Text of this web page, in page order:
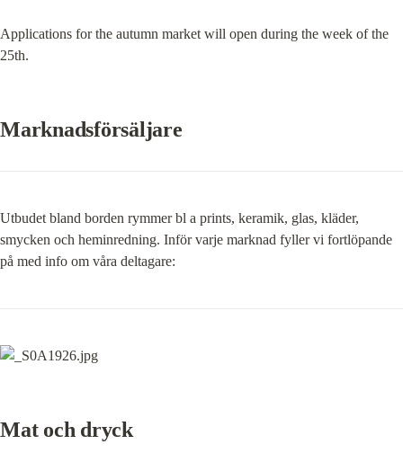
Applications for the autumn market will open during the week of the
25th.
Marknadsförsäljare
Utbudet bland borden rymmer bl a prints, keramik, glas, kläder,
smycken och heminredning. Inför varje marknad fyller vi fortlöpande
på med info om våra deltagare:
Mat och dryck